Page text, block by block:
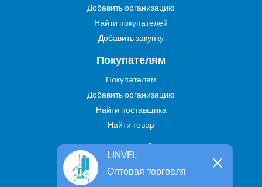
LINVEL
Оптовая торговля
Добавить организацию
Найти покупателей
Добавить закупку
Покупателям
Покупателям
Добавить организацию
Найти поставщика
Найти товар
Услуги В2В
Найти услугу
Предложить свою услугу